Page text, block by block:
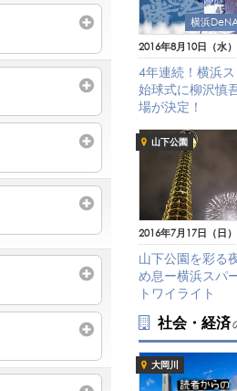
横浜
2016年8月10日（水）
4年連続！横浜
始球式に柳沢慎
場が決定！
山下公園
2016年7月17日（日）
山下公園を彩る
め息ー横浜スパ
トワイライト
社会・経済
大岡川